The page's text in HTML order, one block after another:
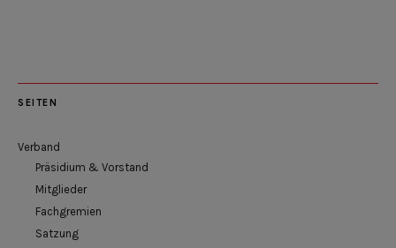
SEITEN
Verband
Präsidium & Vorstand
Mitglieder
Fachgremien
Satzung